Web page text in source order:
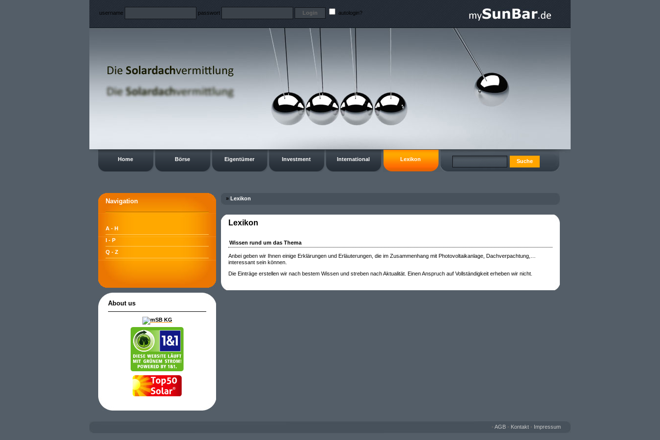
username passwort autologin?
Home Börse Eigentümer Investment International Lexikon
Navigation
A - H
I - P
Q - Z
About us
» Lexikon
Lexikon
Wissen rund um das Thema
Anbei geben wir Ihnen einige Erklärungen und Erläuterungen, die im Zusammenhang mit Photovoltaikanlage, Dachverpachtung,…
interessant sein können.
Die Einträge erstellen wir nach bestem Wissen und streben nach Aktualität. Einen Anspruch auf Vollständigkeit erheben wir nicht.
• AGB • Kontakt • Impressum